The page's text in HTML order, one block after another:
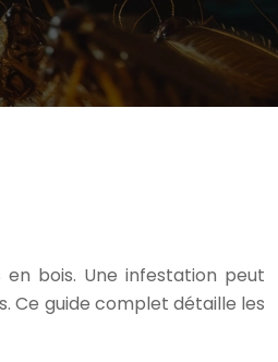
bois. Une infestation peut
Ce guide complet détaille les